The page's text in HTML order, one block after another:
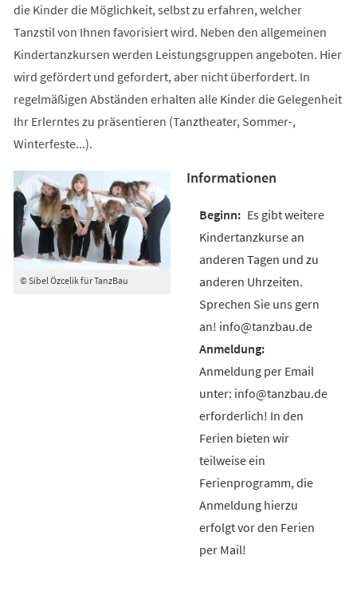
die Kinder die Möglichkeit, selbst zu erfahren, welcher
Tanzstil von Ihnen favorisiert wird. Neben den allgemeinen
Kindertanzkursen werden Leistungsgruppen angeboten. Hier
wird gefördert und gefordert, aber nicht überfordert. In
regelmäßigen Abständen erhalten alle Kinder die Gelegenheit
Ihr Erlerntes zu präsentieren (Tanztheater, Sommer-,
Winterfeste...).
© Sibel Özcelik für TanzBau
Informationen
Es gibt weitere
Kindertanzkurse an
anderen Tagen und zu
anderen Uhrzeiten.
Sprechen Sie uns gern
an! info@tanzbau.de
Anmeldung per Email
unter: info@tanzbau.de
erforderlich! In den
Ferien bieten wir
teilweise ein
Ferienprogramm, die
Anmeldung hierzu
erfolgt vor den Ferien
per Mail!